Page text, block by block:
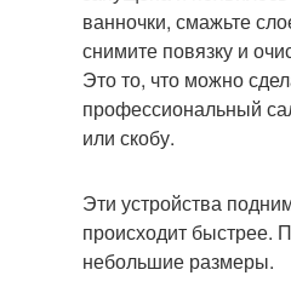
ванночки, смажьте
снимите повязку и
Это то, что можно
профессиональный
или скобу.
Эти устройства
происходит быстрее.
небольшие размеры.